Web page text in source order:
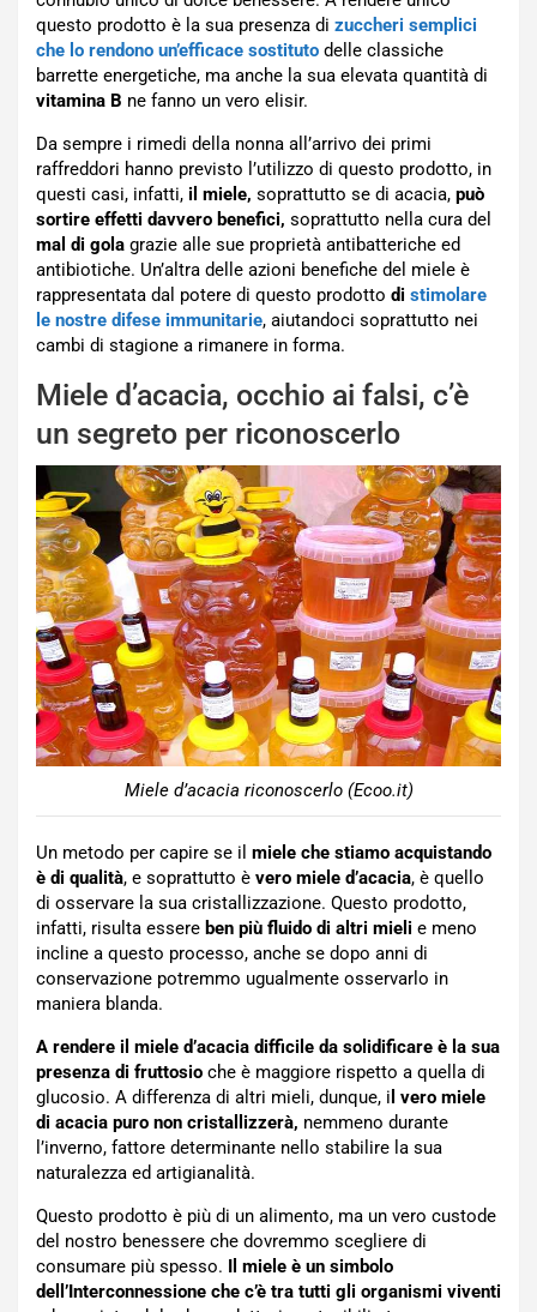
questo prodotto è la sua presenza di zuccheri semplici
che lo rendono un’efficace sostituto delle classiche
barrette energetiche, ma anche la sua elevata quantità di
vitamina B ne fanno un vero elisir.
Da sempre i rimedi della nonna all’arrivo dei primi
raffreddori hanno previsto l’utilizzo di questo prodotto, in
questi casi, infatti, il miele, soprattutto se di acacia, può
sortire effetti davvero benefici, soprattutto nella cura del
mal di gola grazie alle sue proprietà antibatteriche ed
antibiotiche. Un’altra delle azioni benefiche del miele è
rappresentata dal potere di questo prodotto di stimolare
le nostre difese immunitarie, aiutandoci soprattutto nei
cambi di stagione a rimanere in forma.
Miele d’acacia, occhio ai falsi, c’è
un segreto per riconoscerlo
Miele d’acacia riconoscerlo (Ecoo.it)
Un metodo per capire se il miele che stiamo acquistando
è di qualità, e soprattutto è vero miele d’acacia, è quello
di osservare la sua cristallizzazione. Questo prodotto,
infatti, risulta essere ben più fluido di altri mieli e meno
incline a questo processo, anche se dopo anni di
conservazione potremmo ugualmente osservarlo in
maniera blanda.
A rendere il miele d’acacia difficile da solidificare è la sua
presenza di fruttosio che è maggiore rispetto a quella di
glucosio. A differenza di altri mieli, dunque, i l vero miele
di acacia puro non cristallizzerà, nemmeno durante
l’inverno, fattore determinante nello stabilire la sua
naturalezza ed artigianalità.
Questo prodotto è più di un alimento, ma un vero custode
del nostro benessere che dovremmo scegliere di
consumare più spesso.
Il miele è un simbolo
dell’Interconnessione che c’è tra tutti gli organismi viventi